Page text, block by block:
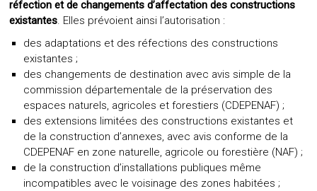
réfection et de changements d’affectation des constructions
existantes. Elles prévoient ainsi l’autorisation :
des adaptations et des réfections des constructions
existantes ;
des changements de destination avec avis simple de la
commission départementale de la préservation des
espaces naturels, agricoles et forestiers (CDEPENAF) ;
des extensions limitées des constructions existantes et
de la construction d’annexes, avec avis conforme de la
CDEPENAF en zone naturelle, agricole ou forestière (NAF) ;
de la construction d’installations publiques même
incompatibles avec le voisinage des zones habitées ;